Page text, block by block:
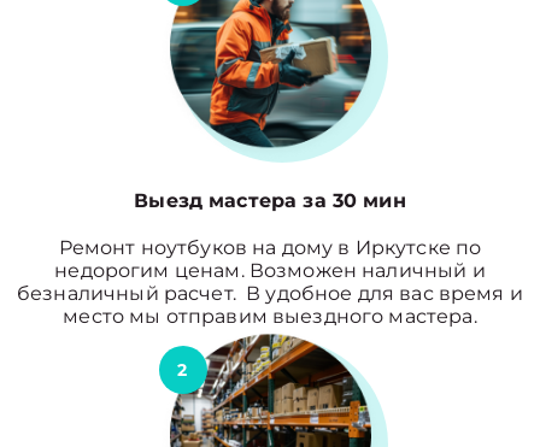
Выезд мастера за 30 мин
Ремонт ноутбуков на дому в Иркутске по
недорогим ценам. Возможен наличный и
безналичный расчет. В удобное для вас время и
место мы отправим выездного мастера.
2